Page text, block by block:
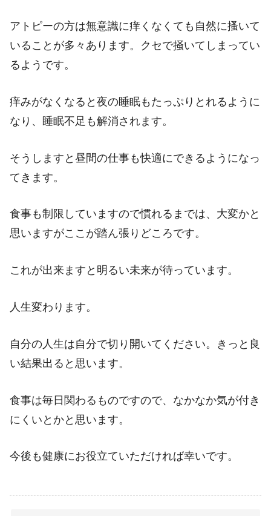
アトピーの方は無意識に痒くなくても自然に搔いて
いることが多々あります。クセで掻いてしまってい
るようです。
痒みがなくなると夜の睡眠もたっぷりとれるように
なり、睡眠不足も解消されます。
そうしますと昼間の仕事も快適にできるようになっ
てきます。
食事も制限していますので慣れるまでは、大変かと
思いますがここが踏ん張りどころです。
これが出来ますと明るい未来が待っています。
人生変わります。
自分の人生は自分で切り開いてください。きっと良
い結果出ると思います。
食事は毎日関わるものですので、なかなか気が付き
にくいとかと思います。
今後も健康にお役立ていただければ幸いです。